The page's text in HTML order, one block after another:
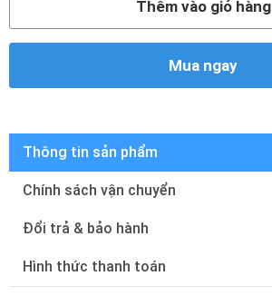
Thêm vào giỏ hàng
Mua ngay
Thông tin sản phẩm
Chính sách vận chuyển
Đổi trả & bảo hành
Hình thức thanh toán